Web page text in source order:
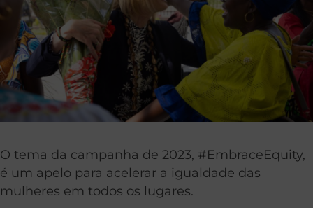
O tema da campanha de 2023, #EmbraceEquity,
é um apelo para acelerar a igualdade das
mulheres em todos os lugares.